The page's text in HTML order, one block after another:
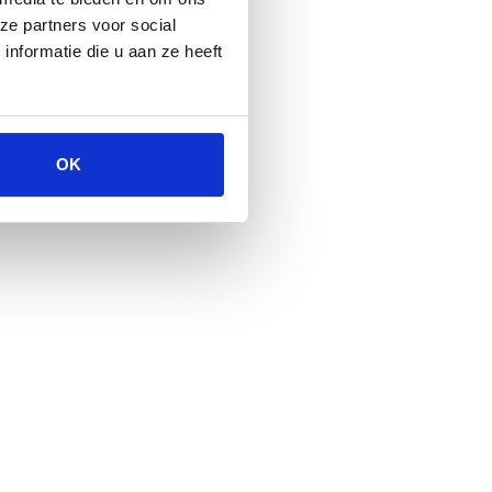
partners voor social
die u aan ze heeft
OK